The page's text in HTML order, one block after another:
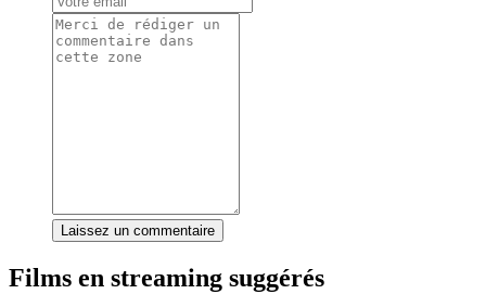
Laissez un commentaire
Films en streaming suggérés